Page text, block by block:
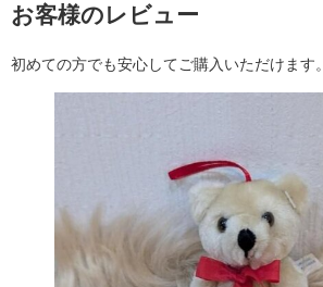
お客様のレビュー
初めての方でも安心してご購入いただけます。